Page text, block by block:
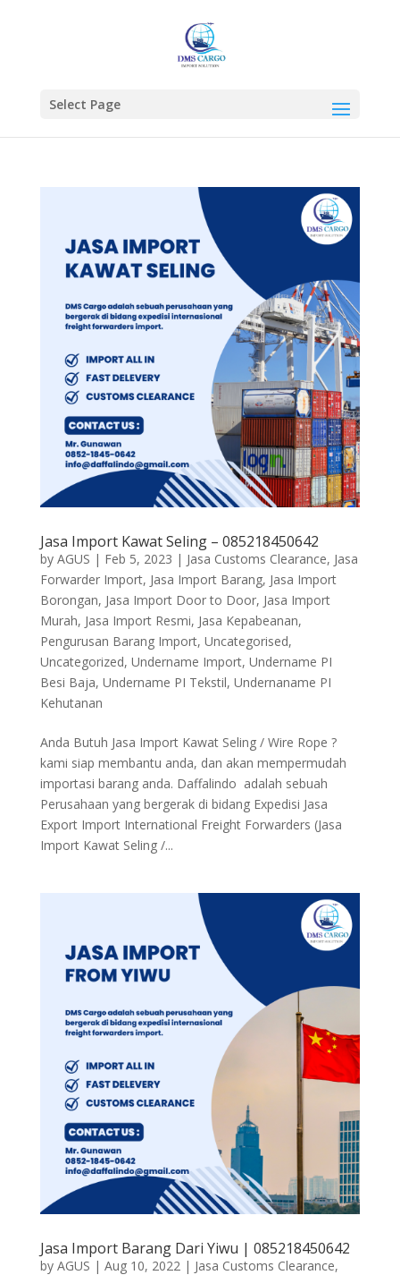
Select Page
Jasa Import Kawat Seling – 085218450642
by AGUS | Feb 5, 2023 | Jasa Customs Clearance, Jasa
Forwarder Import, Jasa Import Barang, Jasa Import
Borongan, Jasa Import Door to Door, Jasa Import
Murah, Jasa Import Resmi, Jasa Kepabeanan,
Pengurusan Barang Import, Uncategorised,
Uncategorized, Undername Import, Undername PI
Besi Baja, Undername PI Tekstil, Undernaname PI
Kehutanan
Anda Butuh Jasa Import Kawat Seling / Wire Rope ?
kami siap membantu anda, dan akan mempermudah
importasi barang anda. Daffalindo adalah sebuah
Perusahaan yang bergerak di bidang Expedisi Jasa
Export Import International Freight Forwarders (Jasa
Import Kawat Seling /...
Jasa Import Barang Dari Yiwu | 085218450642
by AGUS | Aug 10, 2022 | Jasa Customs Clearance,